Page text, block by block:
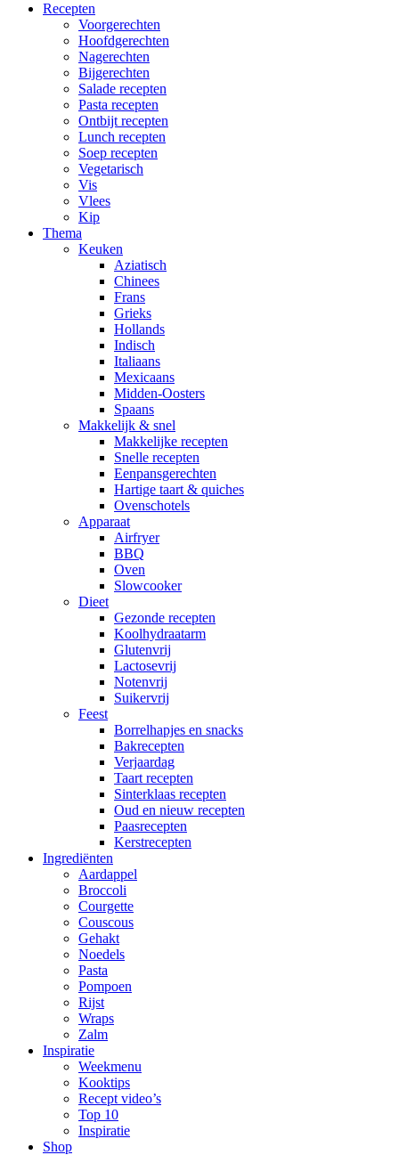
Recepten
Voorgerechten
Hoofdgerechten
Nagerechten
Bijgerechten
Salade recepten
Pasta recepten
Ontbijt recepten
Lunch recepten
Soep recepten
Vegetarisch
Vis
Vlees
Kip
Thema
Keuken
Aziatisch
Chinees
Frans
Grieks
Hollands
Indisch
Italiaans
Mexicaans
Midden-Oosters
Spaans
Makkelijk & snel
Makkelijke recepten
Snelle recepten
Eenpansgerechten
Hartige taart & quiches
Ovenschotels
Apparaat
Airfryer
BBQ
Oven
Slowcooker
Dieet
Gezonde recepten
Koolhydraatarm
Glutenvrij
Lactosevrij
Notenvrij
Suikervrij
Feest
Borrelhapjes en snacks
Bakrecepten
Verjaardag
Taart recepten
Sinterklaas recepten
Oud en nieuw recepten
Paasrecepten
Kerstrecepten
Ingrediënten
Aardappel
Broccoli
Courgette
Couscous
Gehakt
Noedels
Pasta
Pompoen
Rijst
Wraps
Zalm
Inspiratie
Weekmenu
Kooktips
Recept video’s
Top 10
Inspiratie
Shop